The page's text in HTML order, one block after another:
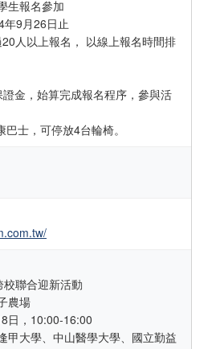
生報名參加
年9月26日止
人以上報名， 以線上報名時間排
金，始算完成報名程序，參與活
士，可停放4台輪椅。
聯合迎新活動
農場
日，10:00-16:00
甲大學、中山醫學大學、國立勤益